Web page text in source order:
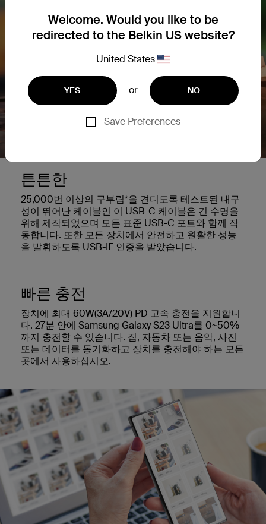
Welcome. Would you like to be
redirected to the Belkin US website?
United States
YES or NO
Save Preferences
튼튼한
25,000번 이상의 구부림*을 견디도록 테스트된 내구
성이 뛰어난 케이블인 이 USB-C 케이블은 긴 수명을
위해 제작되었으며 모든 표준 USB-C 포트와 함께 작
동합니다. 또한 모든 장치에서 안전하고 원활한 성능
을 발휘하도록 USB-IF 인증을 받았습니다.
빠른 충전
장치에 최대 60W(3A/20V) PD 고속 충전을 지원합니
다. 27분 안에 Samsung Galaxy S23 Ultra를 0~50%
까지 충전할 수 있습니다. 집, 자동차 또는 음악, 사진
또는 데이터를 동기화하고 장치를 충전해야 하는 모든
곳에서 사용하십시오.